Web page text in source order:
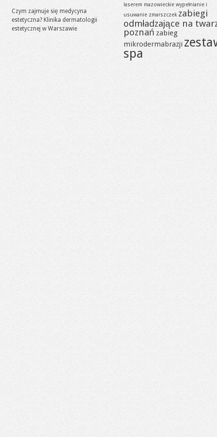
Czym zajmuje się medycyna
estetyczna? Klinika dermatologii
estetycznej w Warszawie
laserem mazowieckie wypełnianie i
usuwanie zmarszczek zabiegi
odmładzające na
poznań zabieg
mikrodermabrazji
spa